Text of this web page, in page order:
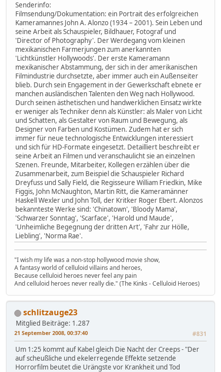
Senderinfo:
Filmsendung/Dokumentation: ein Portrait des erfolgreichen
Kameramannes John A. Alonzo (1934 – 2001). Sein Leben und
seine Arbeit als Schauspieler, Bildhauer, Fotograf und
'Director of Photography'. Der Werdegang vom kleinen
mexikanischen Farmerjungen zum anerkannten
'Lichtkünstler Hollywoods'. Der erste Kameramann
mexikanischer Abstammung, der sich in der amerikanischen
Filmindustrie durchsetzte, aber immer auch ein Außenseiter
blieb. Durch sein Engagement in der Gewerkschaft ebnete er
manchen ausländischen Talenten den Weg nach Hollywood.
Durch seinen ästhetischen und handwerklichen Einsatz wirkte
er weniger als Techniker denn als Künstler: als Maler von Licht
und Schatten, als Gestalter von Raum und Bewegung, als
Designer von Farben und Kostümen. Zudem hat er sich
immer für neue technologische Entwicklungen interessiert
und sich für HD-Formate eingesetzt. Detailliert beschreibt er
seine Arbeit an Filmen und veranschaulicht sie an einzelnen
Szenen. Freunde, Mitarbeiter, Kollegen erzählen über die
Zusammenarbeit, zum Beispiel die Schauspieler Richard
Dreyfuss und Sally Field, die Regisseure William Friedkin, Mike
Figgis, John McNaughton, Martin Ritt, die Kameramänner
Haskell Wexler und John Toll, der Kritker Roger Ebert. Alonzos
bekannteste Werke sind: 'Chinatown', 'Bloody Mama',
'Schwarzer Sonntag', 'Scarface', 'Harold und Maude',
'Unheimliche Begegnung der dritten Art', 'Fahr zur Hölle,
Liebling', 'Norma Rae'.
"I wish my life was a non-stop hollywood movie show,
A fantasy world of celluloid villains and heroes,
Because celluloid heroes never feel any pain
And celluloid heroes never really die." (The Kinks - Celluloid Heroes)
schlitzauge23
Mitglied Beiträge: 1.287
21 September 2008, 00:37:40 #831
Um 1:25 kommt auf Kabel gleich Die Nacht der Creeps - "Der
auf scheußliche und ekelerregende Effekte setzende
Horrorfilm beutet die Urängste vor Krankheit und Tod